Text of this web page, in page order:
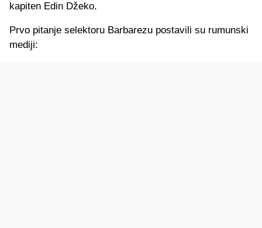
kapiten Edin Džeko.
Prvo pitanje selektoru Barbarezu postavili su rumunski
mediji: